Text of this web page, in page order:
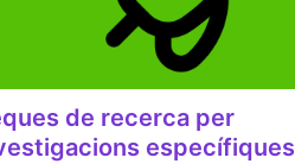
de recerca per
específiques